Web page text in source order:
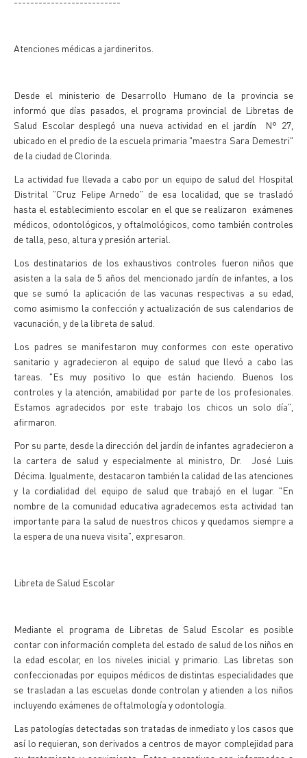
Atenciones médicas a jardineritos.
Desde el ministerio de Desarrollo Humano de la provincia se
informó que días pasados, el programa provincial de Libretas de
Salud Escolar desplegó una nueva actividad en el jardín N° 27,
ubicado en el predio de la escuela primaria "maestra Sara Demestri"
de la ciudad de Clorinda.
La actividad fue llevada a cabo por un equipo de salud del Hospital
Distrital "Cruz Felipe Arnedo" de esa localidad, que se trasladó
hasta el establecimiento escolar en el que se realizaron exámenes
médicos, odontológicos, y oftalmológicos, como también controles
de talla, peso, altura y presión arterial.
Los destinatarios de los exhaustivos controles fueron niños que
asisten a la sala de 5 años del mencionado jardín de infantes, a los
que se sumó la aplicación de las vacunas respectivas a su edad,
como asimismo la confección y actualización de sus calendarios de
vacunación, y de la libreta de salud.
Los padres se manifestaron muy conformes con este operativo
sanitario y agradecieron al equipo de salud que llevó a cabo las
tareas. "Es muy positivo lo que están haciendo. Buenos los
controles y la atención, amabilidad por parte de los profesionales.
Estamos agradecidos por este trabajo los chicos un solo día",
afirmaron.
Por su parte, desde la dirección del jardín de infantes agradecieron a
la cartera de salud y especialmente al ministro, Dr. José Luis
Décima. Igualmente, destacaron también la calidad de las atenciones
y la cordialidad del equipo de salud que trabajó en el lugar. "En
nombre de la comunidad educativa agradecemos esta actividad tan
importante para la salud de nuestros chicos y quedamos siempre a
la espera de una nueva visita", expresaron.
Libreta de Salud Escolar
Mediante el programa de Libretas de Salud Escolar es posible
contar con información completa del estado de salud de los niños en
la edad escolar, en los niveles inicial y primario. Las libretas son
confeccionadas por equipos médicos de distintas especialidades que
se trasladan a las escuelas donde controlan y atienden a los niños
incluyendo exámenes de oftalmología y odontología.
Las patologías detectadas son tratadas de inmediato y los casos que
así lo requieran, son derivados a centros de mayor complejidad para